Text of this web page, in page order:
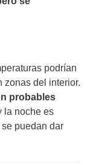
podrían
zonas del interior.
probables
la noche es
puedan dar